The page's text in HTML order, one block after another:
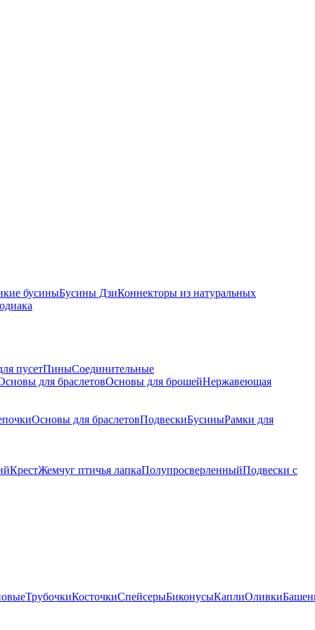
бусиныБусины ДзиКоннекторы из натуральных
пусетПиныСоединительные
для браслетовОсновы для брошейНержавеющая
Основы для браслетовПодвескиБусиныРамки для
КрестЖемчуг птичья лапкаПолупросверленныйПодвески с
ТрубочкиКосточкиСпейсерыБиконусыКаплиОливки